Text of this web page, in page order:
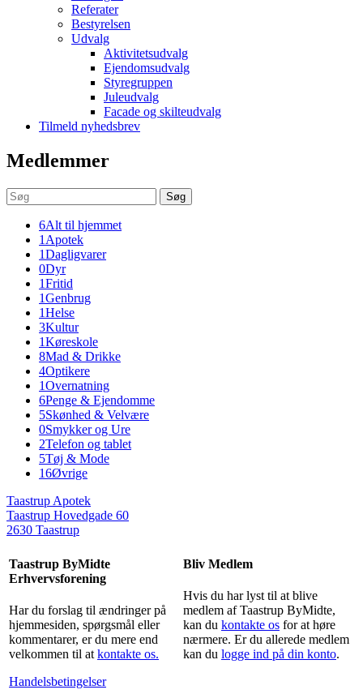
Referater
Bestyrelsen
Udvalg
Aktivitetsudvalg
Ejendomsudvalg
Styregruppen
Juleudvalg
Facade og skilteudvalg
Tilmeld nyhedsbrev
Medlemmer
Søg
6Alt til hjemmet
1 Apotek
1Dagligvarer
0Dyr
1Fritid
1Genbrug
1Helse
3Kultur
1Køreskole
8Mad & Drikke
4Optikere
1Overnatning
6Penge & Ejendomme
5Skønhed & Velvære
0Smykker og Ure
2Telefon og tablet
5Tøj & Mode
16Øvrige
Taastrup Apotek
Taastrup Hovedgade 60
2630 Taastrup
Taastrup ByMidte
Erhvervsforening
Har du forslag til ændringer på
hjemmesiden, spørgsmål eller
kommentarer, er du mere end
velkommen til at kontakte os.
Handelsbetingelser
Bliv Medlem
Hvis du har lyst til at blive
medlem af Taastrup ByMidte,
kan du kontakte os for at høre
nærmere. Er du allerede medlem
kan du logge ind på din konto.